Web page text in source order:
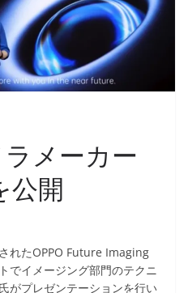
メーカー
公開
れたOPPO Future Imaging
でイメージング部門のテクニ
がプレゼンテーションを行い